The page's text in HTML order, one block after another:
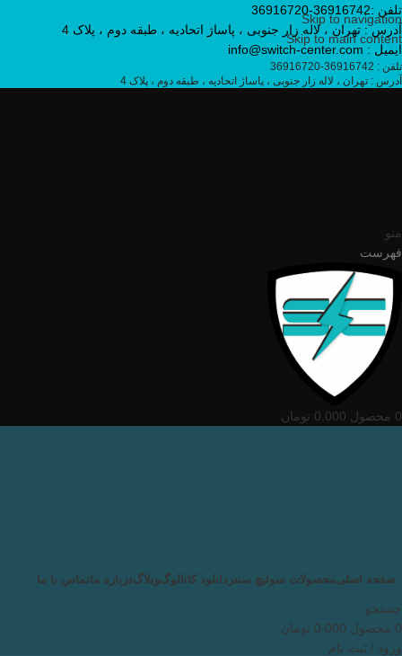
Skip to navigation
Skip to main content
تلفن :36916742-36916720
آدرس : تهران ، لاله زار جنوبی ، پاساژ اتحادیه ، طبقه دوم ، پلاک 4
ایمیل : info@switch-center.com
تلفن : 36916742-36916720
آدرس : تهران ، لاله زار جنوبی ، پاساژ اتحادیه ، طبقه دوم ، پلاک 4
منو
فهرست
0 محصول 0.000 تومان
صفحه اصلیمحصولات سوئیچ سنتر دانلود کاتالوگوبلاگدرباره ماتماس با ما
جستجو
0 محصول 0.000 تومان
ورود / ثبت نام